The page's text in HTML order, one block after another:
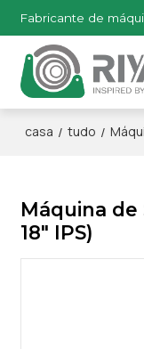
Fabricante de
casa / tudo /
Máquina de
18" IPS)